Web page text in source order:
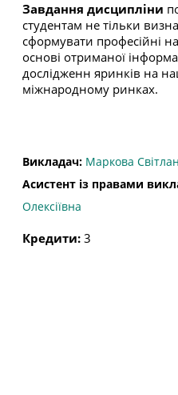
Завдання дисципліни
студентам не тільки
сформувати професійні
основі отриманої
дослідженн яринків на
міжнародному ринках.
Викладач: Маркова
Асистент із правами
Олексіївна
Кредити: 3